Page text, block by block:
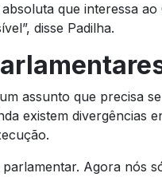
que interessa
disse Padilha.
assunto que precisa
existem divergências
parlamentar. Agora nós